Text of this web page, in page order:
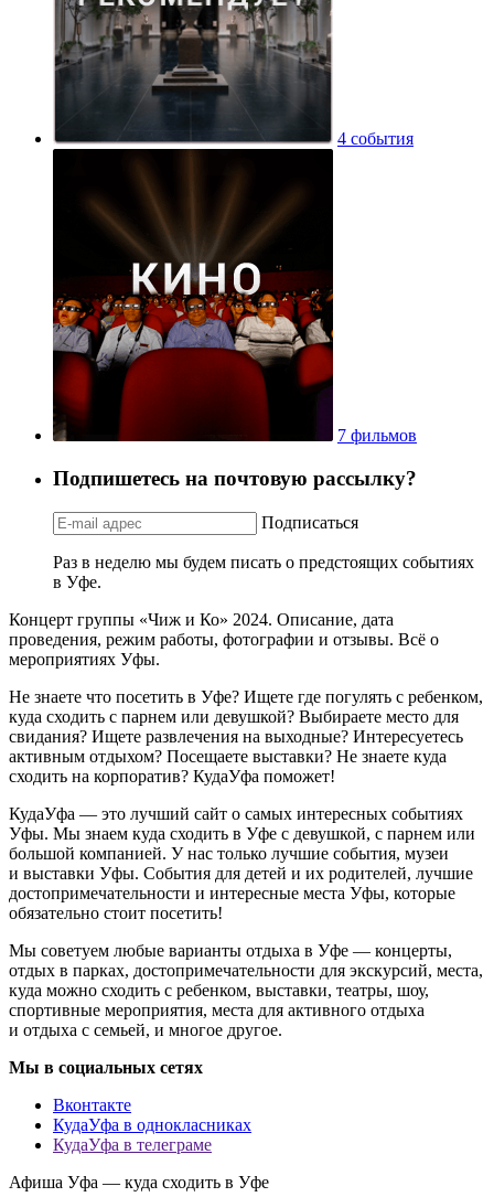
4 события
7 фильмов
Подпишетесь на почтовую рассылку?
Подписаться
Раз в неделю мы будем писать о предстоящих событиях
в Уфе.
Концерт группы «Чиж и Ко» 2024. Описание, дата
проведения, режим работы, фотографии и отзывы. Всё о
мероприятиях Уфы.
Не знаете что посетить в Уфе? Ищете где погулять с ребенком,
куда сходить с парнем или девушкой? Выбираете место для
свидания? Ищете развлечения на выходные? Интересуетесь
активным отдыхом? Посещаете выставки? Не знаете куда
сходить на корпоратив? КудаУфа поможет!
КудаУфа — это лучший сайт о самых интересных событиях
Уфы. Мы знаем куда сходить в Уфе с девушкой, с парнем или
большой компанией. У нас только лучшие события, музеи
и выставки Уфы. События для детей и их родителей, лучшие
достопримечательности и интересные места Уфы, которые
обязательно стоит посетить!
Мы советуем любые варианты отдыха в Уфе — концерты,
отдых в парках, достопримечательности для экскурсий, места,
куда можно сходить с ребенком, выставки, театры, шоу,
спортивные мероприятия, места для активного отдыха
и отдыха с семьей, и многое другое.
Мы в социальных сетях
Вконтакте
КудаУфа в однокласниках
КудаУфа в телеграме
Афиша Уфа — куда сходить в Уфе